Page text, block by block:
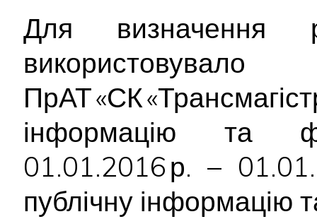
Для визначення
ПрАТ «СК
інформацію та
01.01.2016 р. –
публічну інформацію